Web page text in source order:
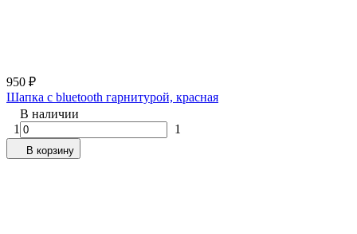
950 ₽
Шапка с bluetooth гарнитурой, красная
В наличии
1
1
В корзину